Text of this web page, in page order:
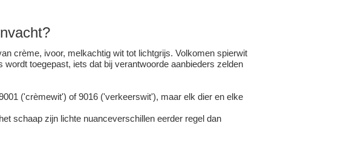
crème, ivoor, melkachtig wit tot lichtgrijs. Volkomen spierwit
toegepast, iets dat bij verantwoorde aanbieders zelden
('crèmewit') of 9016 ('verkeerswit'), maar elk dier en elke
schaap zijn lichte nuanceverschillen eerder regel dan